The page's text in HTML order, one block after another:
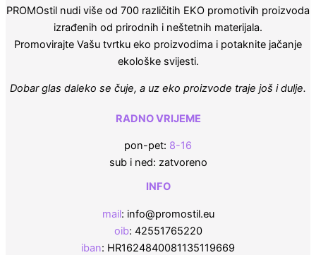
PROMOstil nudi više od 700 različitih EKO promotivih proizvoda
izrađenih od prirodnih i neštetnih materijala.
Promovirajte Vašu tvrtku eko proizvodima i potaknite jačanje
ekološke svijesti.
Dobar glas daleko se čuje, a uz eko proizvode traje još i dulje.
RADNO VRIJEME
pon-pet: 8-16
sub i ned: zatvoreno
INFO
mail: info@promostil.eu
oib: 42551765220
iban: HR1624840081135119669